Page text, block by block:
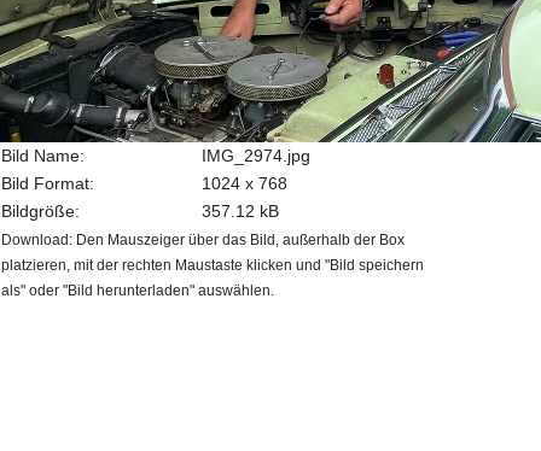
Bild Name:
IMG_2974.jpg
Bild Format:
1024 x 768
Bildgröße:
357.12 kB
Download: Den Mauszeiger über das Bild, außerhalb der Box
platzieren, mit der rechten Maustaste klicken und "Bild speichern
als" oder "Bild herunterladen" auswählen.